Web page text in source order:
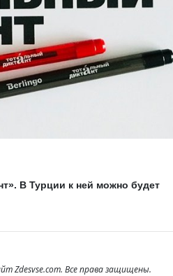
В Турции к ней можно будет
Zdesvse.com. Все права защищены.